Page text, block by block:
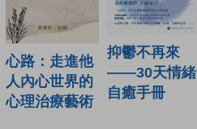
心路：走進他
人內心世界的
心理治療藝術
抑鬱不再來
——30天情緒
自癒手冊